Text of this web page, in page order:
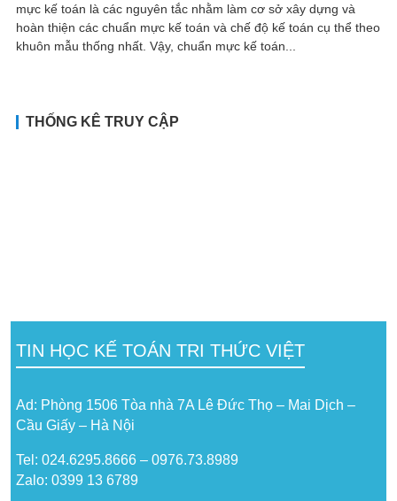
mực kế toán là các nguyên tắc nhằm làm cơ sở xây dựng và
hoàn thiện các chuẩn mực kế toán và chế độ kế toán cụ thể theo
khuôn mẫu thống nhất. Vậy, chuẩn mực kế toán...
THỐNG KÊ TRUY CẬP
TIN HỌC KẾ TOÁN TRI THỨC VIỆT
Ad: Phòng 1506 Tòa nhà 7A Lê Đức Thọ – Mai Dịch –
Cầu Giấy – Hà Nội
Tel: 024.6295.8666 – 0976.73.8989
Zalo: 0399 13 6789